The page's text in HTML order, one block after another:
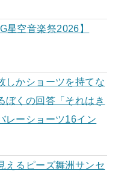
星空音楽祭2026】
しかショーツを持てな
ぼくの回答「それはき
レーショーツ16イン
えるピーズ舞洲サンセ